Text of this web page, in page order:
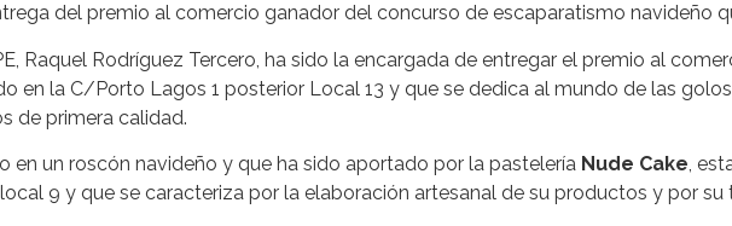
del premio al comercio ganador del concurso de escaparatismo navideño
Raquel Rodríguez Tercero, ha sido la encargada de entregar el premio al
en la C/Porto Lagos 1 posterior Local 13 y que se dedica al mundo de las
de primera calidad.
en un roscón navideño y que ha sido aportado por la pastelería Nude Cake,
9 y que se caracteriza por la elaboración artesanal de su productos y por su